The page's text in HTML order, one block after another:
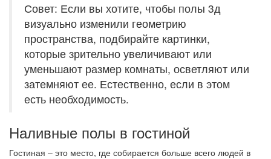
Совет: Если вы хотите, чтобы полы 3д
визуально изменили геометрию
пространства, подбирайте картинки,
которые зрительно увеличивают или
уменьшают размер комнаты, осветляют или
затемняют ее. Естественно, если в этом
есть необходимость.
Наливные полы в гостиной
Гостиная – это место, где собирается больше всего людей в